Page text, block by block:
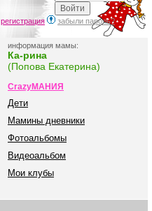
регистрация забыли пароль?
информация мамы:
Ка-рина
(Попова Екатерина)
CrazyМАНИЯ
Дети
Мамины дневники
Фотоальбомы
Видеоальбом
Мои клубы